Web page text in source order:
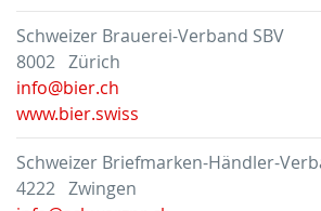
Schweizer Brauerei-Verband SBV
8002 Zürich
info@bier.ch
www.bier.swiss
Schweizer Briefmarken-Händler-
4222 Zwingen